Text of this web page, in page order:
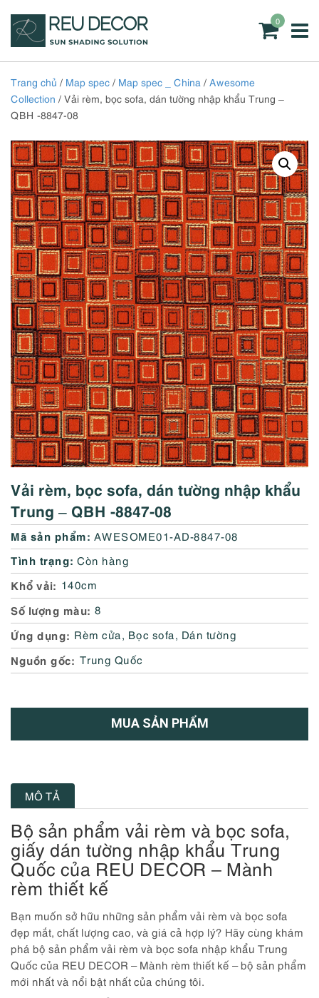
0
Trang chủ / Map spec / Map spec _ China / Awesome
Collection / Vải rèm, bọc sofa, dán tường nhập khẩu Trung –
QBH -8847-08
Vải rèm, bọc sofa, dán tường nhập khẩu
Trung – QBH -8847-08
Mã sản phẩm: AWESOME01-AD-8847-08
Tình trạng: Còn hàng
Khổ vải 140cm
Số lượng màu 8
Ứng dụng Rèm cửa, Bọc sofa, Dán tường
Nguồn gốc Trung Quốc
MUA SẢN PHẨM
MÔ TẢ
Bộ sản phẩm vải rèm và bọc sofa,
giấy dán tường nhập khẩu Trung
Quốc của REU DECOR – Mành
rèm thiết kế
Bạn muốn sở hữu những sản phẩm vải rèm và bọc sofa
đẹp mắt, chất lượng cao, và giá cả hợp lý? Hãy cùng khám
phá bộ sản phẩm vải rèm và bọc sofa nhập khẩu Trung
Quốc của REU DECOR – Mành rèm thiết kế – bộ sản phẩm
mới nhất và nổi bật nhất của chúng tôi.